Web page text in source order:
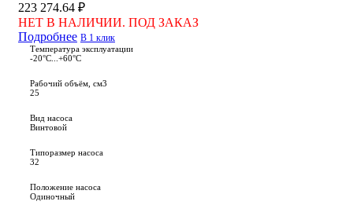
223 274.64 ₽
НЕТ В НАЛИЧИИ. ПОД ЗАКАЗ
Подробнее В 1 клик
Температура эксплуатации
-20°С...+60°С
Рабочий объём, см3
25
Вид насоса
Винтовой
Типоразмер насоса
32
Положение насоса
Одиночный